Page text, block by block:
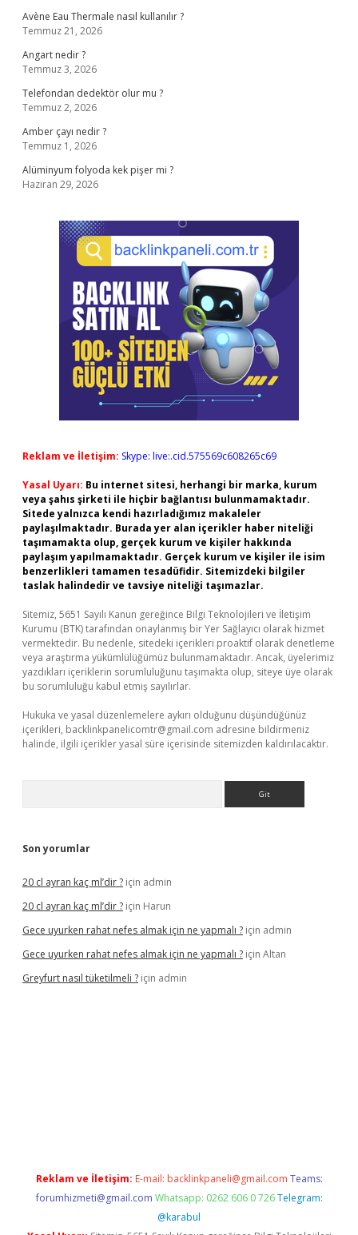
Avène Eau Thermale nasıl kullanılır ?
Temmuz 21, 2026
Angart nedir ?
Temmuz 3, 2026
Telefondan dedektör olur mu ?
Temmuz 2, 2026
Amber çayı nedir ?
Temmuz 1, 2026
Alüminyum folyoda kek pişer mi ?
Haziran 29, 2026
Reklam ve İletişim: Skype: live:.cid.575569c608265c69
Yasal Uyarı: Bu internet sitesi, herhangi bir marka, kurum
veya şahıs şirketi ile hiçbir bağlantısı bulunmamaktadır.
Sitede yalnızca kendi hazırladığımız makaleler
paylaşılmaktadır. Burada yer alan içerikler haber niteliği
taşımamakta olup, gerçek kurum ve kişiler hakkında
paylaşım yapılmamaktadır. Gerçek kurum ve kişiler ile isim
benzerlikleri tamamen tesadüfidir. Sitemizdeki bilgiler
taslak halindedir ve tavsiye niteliği taşımazlar.
Sitemiz, 5651 Sayılı Kanun gereğince Bilgi Teknolojileri ve İletişim
Kurumu (BTK) tarafından onaylanmış bir Yer Sağlayıcı olarak hizmet
vermektedir. Bu nedenle, sitedeki içerikleri proaktif olarak denetleme
veya araştırma yükümlülüğümüz bulunmamaktadır. Ancak, üyelerimiz
yazdıkları içeriklerin sorumluluğunu taşımakta olup, siteye üye olarak
bu sorumluluğu kabul etmiş sayılırlar.
Hukuka ve yasal düzenlemelere aykırı olduğunu düşündüğünüz
içerikleri, backlinkpanelicomtr@gmail.com adresine bildirmeniz
halinde, ilgili içerikler yasal süre içerisinde sitemizden kaldırılacaktır.
Son yorumlar
20 cl ayran kaç ml’dir ? için admin
20 cl ayran kaç ml’dir ? için Harun
Gece uyurken rahat nefes almak için ne yapmalı ? için admin
Gece uyurken rahat nefes almak için ne yapmalı ? için Altan
Greyfurt nasıl tüketilmeli ? için admin
Reklam ve İletişim: E-mail: backlinkpaneli@gmail.com Teams:
forumhizmeti@gmail.com Whatsapp: 0262 606 0 726 Telegram:
@karabul